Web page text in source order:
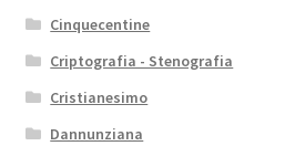
Cinquecentine
Criptografia - Stenografia
Cristianesimo
Dannunziana